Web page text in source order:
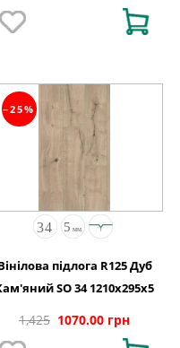
−25%
підлога R125 Дуб
SO 34 1210x295x5
1,425 1070.00 грн